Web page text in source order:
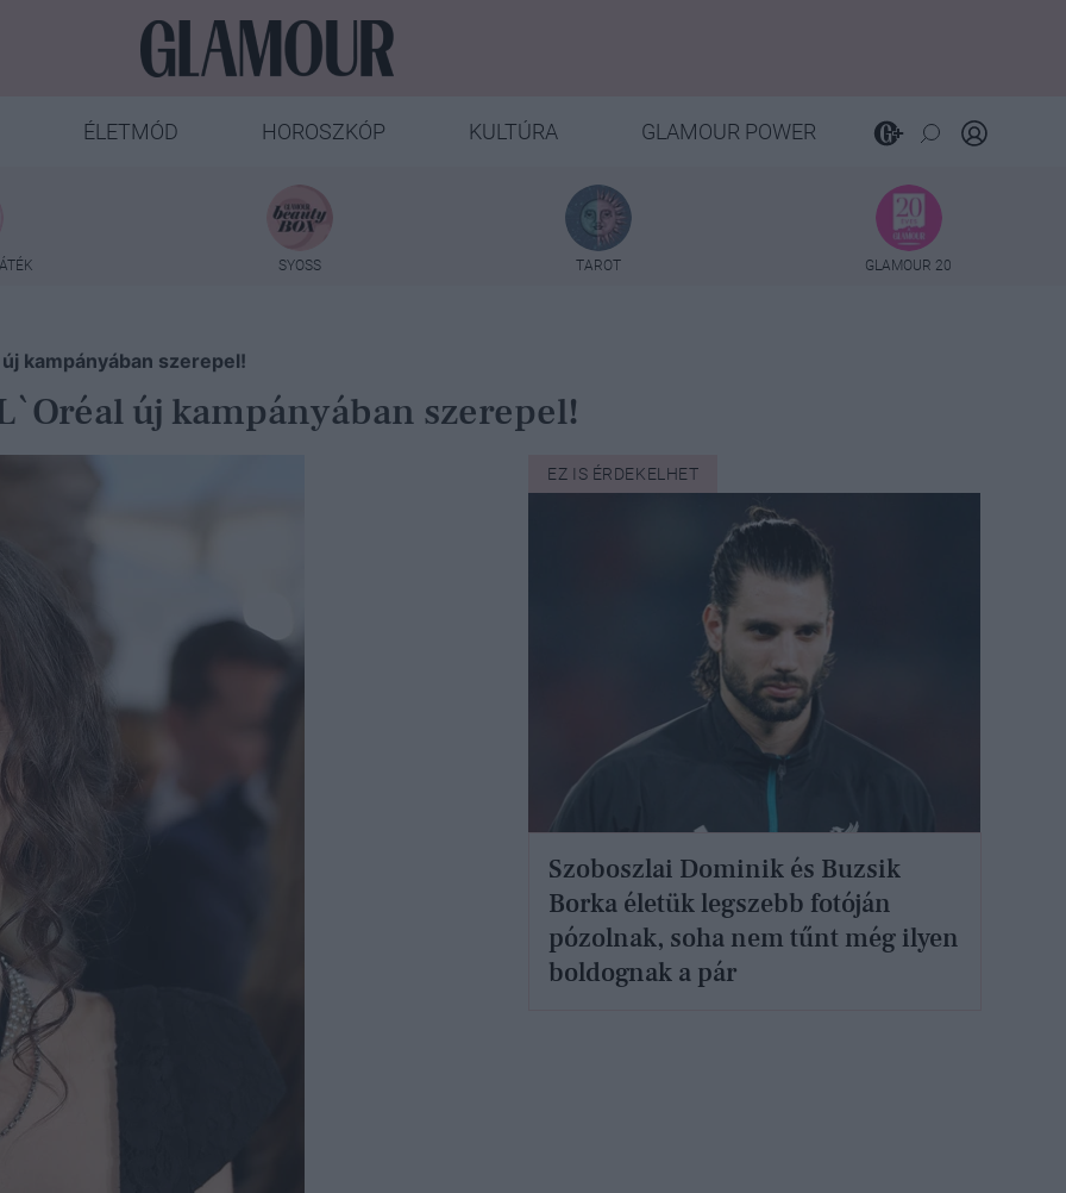
ÉLETMÓD HOROSZKÓP KULTÚRA GLAMOUR POWER
SYOSS TAROT GLAMOUR 20
kampányában szerepel!
új kampányában szerepel!
EZ IS ÉRDEKELHET
Szoboszlai Dominik és Buzsik
Borka életük legszebb fotóján
pózolnak, soha nem tűnt még ilyen
boldognak a pár